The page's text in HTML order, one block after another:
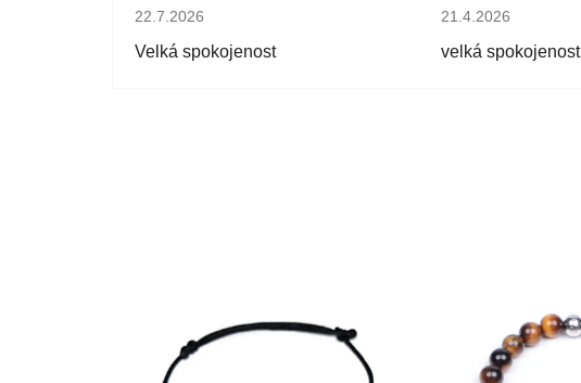
Hodnocení obchodu je 5 z 5 hvězdiček.
22.7.2026
Velká spokojenost
Hodnocení
21.4.2026
velká spokojenost